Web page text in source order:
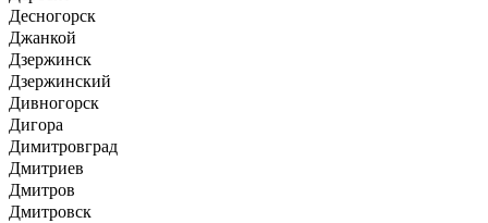
Десногорск
Джанкой
Дзержинск
Дзержинский
Дивногорск
Дигора
Димитровград
Дмитриев
Дмитров
Дмитровск